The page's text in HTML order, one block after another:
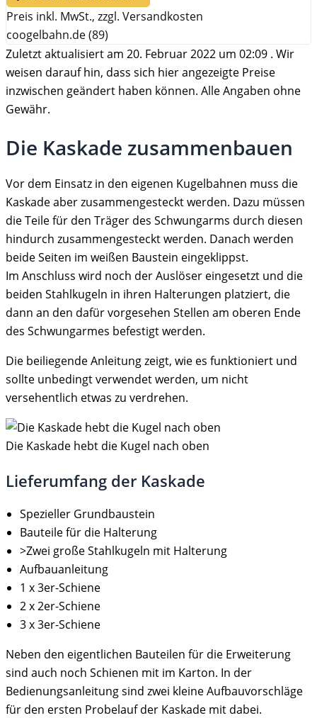
Preis inkl. MwSt., zzgl. Versandkosten
coogelbahn.de (89)
Zuletzt aktualisiert am 20. Februar 2022 um 02:09 . Wir
weisen darauf hin, dass sich hier angezeigte Preise
inzwischen geändert haben können. Alle Angaben ohne
Gewähr.
Die Kaskade zusammenbauen
Vor dem Einsatz in den eigenen Kugelbahnen muss die
Kaskade aber zusammengesteckt werden. Dazu müssen
die Teile für den Träger des Schwungarms durch diesen
hindurch zusammengesteckt werden. Danach werden
beide Seiten im weißen Baustein eingeklippst.
Im Anschluss wird noch der Auslöser eingesetzt und die
beiden Stahlkugeln in ihren Halterungen platziert, die
dann an den dafür vorgesehen Stellen am oberen Ende
des Schwungarmes befestigt werden.
Die beiliegende Anleitung zeigt, wie es funktioniert und
sollte unbedingt verwendet werden, um nicht
versehentlich etwas zu verdrehen.
Die Kaskade hebt die Kugel nach oben
Lieferumfang der Kaskade
Spezieller Grundbaustein
Bauteile für die Halterung
>Zwei große Stahlkugeln mit Halterung
Aufbauanleitung
1 x 3er-Schiene
2 x 2er-Schiene
3 x 3er-Schiene
Neben den eigentlichen Bauteilen für die Erweiterung
sind auch noch Schienen mit im Karton. In der
Bedienungsanleitung sind zwei kleine Aufbauvorschläge
für den ersten Probelauf der Kaskade mit dabei.